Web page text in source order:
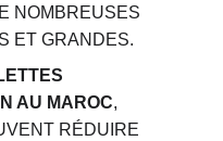
NOMBREUSES
ET GRANDES.
AU MAROC,
RÉDUIRE